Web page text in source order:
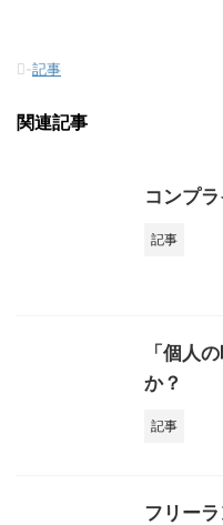
-記事
関連記事
コンプ
記事
「個人
か？
記事
フリー